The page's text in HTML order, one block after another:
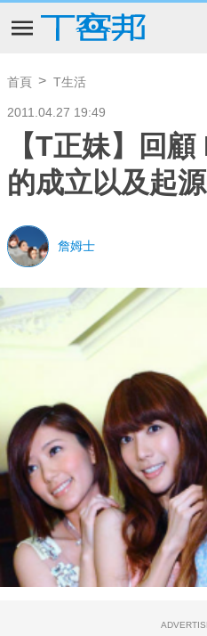
首頁 T生活
2011.04.27 19:49
【T正妹】回
的成立以及起源
詹姆士